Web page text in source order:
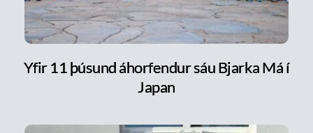
Yfir 11 þúsund áhorfendur sáu Bjarka Má í
Japan